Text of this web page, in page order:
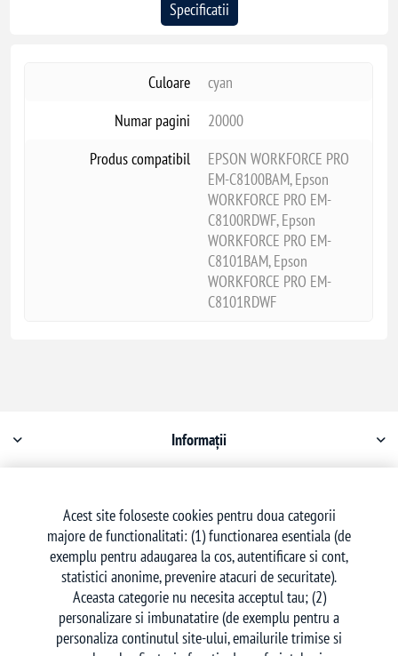
Specificatii
Culoare
cyan
Numar pagini
20000
Produs compatibil
EPSON WORKFORCE PRO
EM-C8100BAM, Epson
WORKFORCE PRO EM-
C8100RDWF, Epson
WORKFORCE PRO EM-
C8101BAM, Epson
WORKFORCE PRO EM-
C8101RDWF
Informații
Serviciu clienți
Acest site foloseste cookies pentru doua categorii
majore de functionalitati: (1) functionarea esentiala (de
exemplu pentru adaugarea la cos, autentificare si cont,
statistici anonime, prevenire atacuri de securitate).
Aceasta categorie nu necesita acceptul tau; (2)
personalizare si imbunatatire (de exemplu pentru a
personaliza continutul site-ului, emailurile trimise si